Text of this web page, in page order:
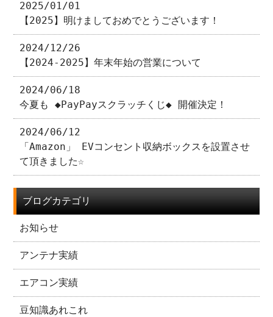
2025/01/01
【2025】明けましておめでとうございます！
2024/12/26
【2024-2025】年末年始の営業について
2024/06/18
今夏も ◆PayPayスクラッチくじ◆ 開催決定！
2024/06/12
「Amazon」 EVコンセント収納ボックスを設置させ
て頂きました☆
ブログカテゴリ
お知らせ
アンテナ実績
エアコン実績
豆知識あれこれ